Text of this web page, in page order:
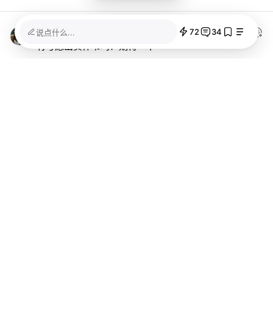
Jarvis_z 2025/06/06 08:46
有考虑出实体书吗？期待一下
说点什么... 72 34